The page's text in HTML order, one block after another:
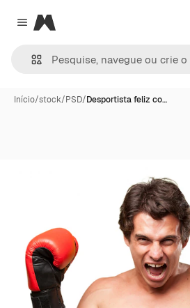
Close menu
Magnific
Início/stock/PSD/Desportista feliz co…